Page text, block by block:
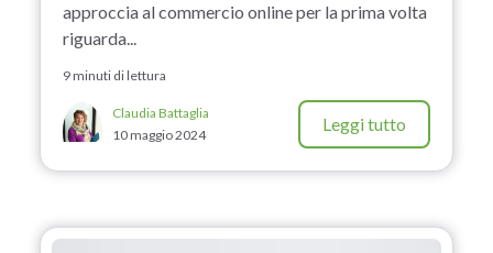
approccia al commercio online per la prima volta
riguarda...
9 minuti di lettura
Claudia Battaglia
10 maggio 2024
Leggi tutto